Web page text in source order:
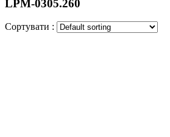
LPM-0305.260
Сортувати :